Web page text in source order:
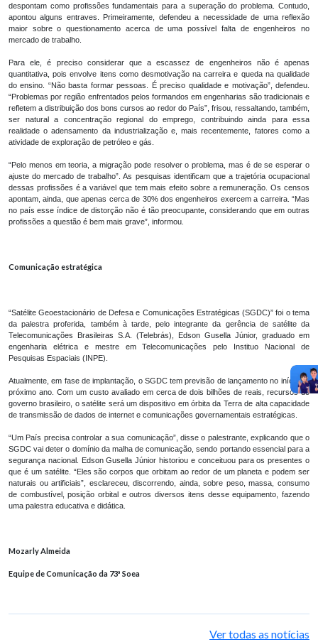
despontam como profissões fundamentais para a superação do problema. Contudo,
apontou alguns entraves. Primeiramente, defendeu a necessidade de uma reflexão
maior sobre o questionamento acerca de uma possível falta de engenheiros no
mercado de trabalho.
Para ele, é preciso considerar que a escassez de engenheiros não é apenas
quantitativa, pois envolve itens como desmotivação na carreira e queda na qualidade
do ensino. “Não basta formar pessoas. É preciso qualidade e motivação”, defendeu.
“Problemas por região enfrentados pelos formandos em engenharias são tradicionais e
refletem a distribuição dos bons cursos ao redor do País”, frisou, ressaltando, também,
ser natural a concentração regional do emprego, contribuindo ainda para essa
realidade o adensamento da industrialização e, mais recentemente, fatores como a
atividade de exploração de petróleo e gás.
“Pelo menos em teoria, a migração pode resolver o problema, mas é de se esperar o
ajuste do mercado de trabalho”. As pesquisas identificam que a trajetória ocupacional
dessas profissões é a variável que tem mais efeito sobre a remuneração. Os censos
apontam, ainda, que apenas cerca de 30% dos engenheiros exercem a carreira. “Mas
no país esse índice de distorção não é tão preocupante, considerando que em outras
profissões a questão é bem mais grave”, informou.
Comunicação estratégica
“Satélite Geoestacionário de Defesa e Comunicações Estratégicas (SGDC)” foi o tema
da palestra proferida, também à tarde, pelo integrante da gerência de satélite da
Telecomunicações Brasileiras S.A. (Telebrás), Edson Gusella Júnior, graduado em
engenharia elétrica e mestre em Telecomunicações pelo Instituo Nacional de
Pesquisas Espaciais (INPE).
Atualmente, em fase de implantação, o SGDC tem previsão de lançamento no início do
próximo ano. Com um custo avaliado em cerca de dois bilhões de reais, recursos do
governo brasileiro, o satélite será um dispositivo em órbita da Terra de alta capacidade
de transmissão de dados de internet e comunicações governamentais estratégicas.
“Um País precisa controlar a sua comunicação”, disse o palestrante, explicando que o
SGDC vai deter o domínio da malha de comunicação, sendo portando essencial para a
segurança nacional. Edson Gusella Júnior historiou e conceituou para os presentes o
que é um satélite. “Eles são corpos que orbitam ao redor de um planeta e podem ser
naturais ou artificiais”, esclareceu, discorrendo, ainda, sobre peso, massa, consumo
de combustível, posição orbital e outros diversos itens desse equipamento, fazendo
uma palestra educativa e didática.
Mozarly Almeida
Equipe de Comunicação da 73ª Soea
Ver todas as notícias